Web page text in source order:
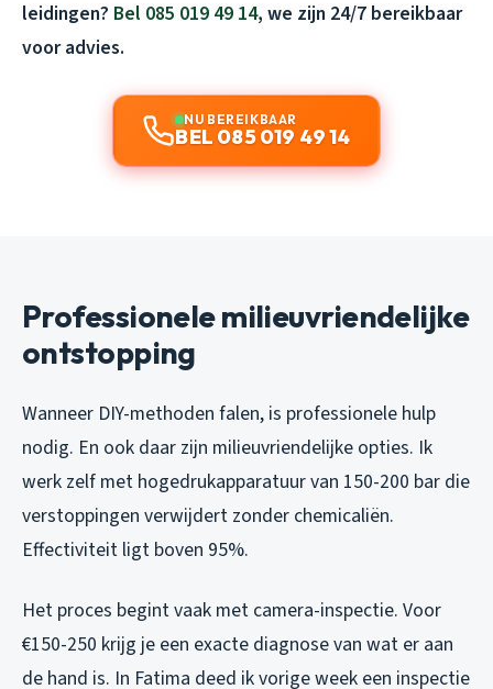
leidingen? Bel 085 019 49 14, we zijn 24/7 bereikbaar
voor advies.
NU BEREIKBAAR
BEL 085 019 49 14
Professionele milieuvriendelijke
ontstopping
Wanneer DIY-methoden falen, is professionele hulp
nodig. En ook daar zijn milieuvriendelijke opties. Ik
werk zelf met hogedrukapparatuur van 150-200 bar die
verstoppingen verwijdert zonder chemicaliën.
Effectiviteit ligt boven 95%.
Het proces begint vaak met camera-inspectie. Voor
€150-250 krijg je een exacte diagnose van wat er aan
de hand is. In Fatima deed ik vorige week een inspectie